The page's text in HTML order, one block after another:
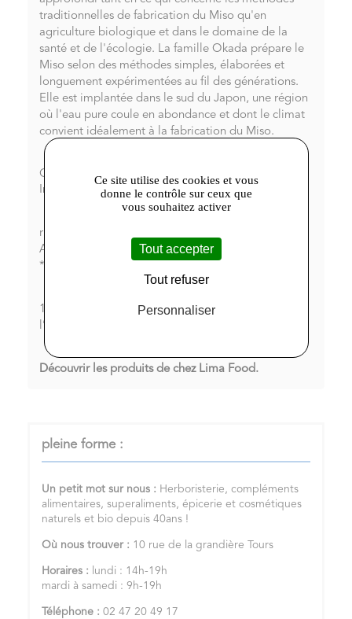
traditionnelles de fabrication du Miso qu'en
agriculture biologique et dans le domaine de la
santé et de l'écologie. La famille Okada prépare le
Miso selon des méthodes simples, élaborées et
longuement expérimentées au fil des générations.
Elle est implantée dans le sud du Japon, une région
où l'eau pure coule en abondance et dont le climat
convient idéalement à la fabrication du Miso.
Composition du Miso shiro de Lima.
Ingrédients
riz* 45%, fèves de SOJA* 25%, eau, sel marin 6%,
A.Oryzae.
*issu de l'agriculture biologique
100 % des ingrédients agricoles sont issus de
l’agriculture biologique
Découvrir les produits de chez Lima Food.
pleine forme :
Un petit mot sur nous : Herboristerie, compléments
alimentaires, superaliments, épicerie et cosmétiques
naturels et bio depuis 40ans !
Où nous trouver : 10 rue de la grandière Tours
Horaires : lundi : 14h-19h
mardi à samedi : 9h-19h
Téléphone : 02 47 20 49 17
Ce site utilise des cookies et vous
donne le contrôle sur ceux que
vous souhaitez activer
Tout accepter
Tout refuser
Personnaliser